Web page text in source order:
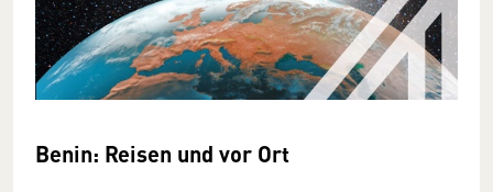
Benin: Reisen und vor Ort